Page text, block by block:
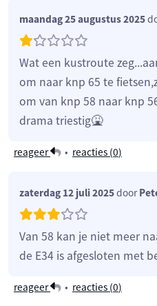
maandag 25 augustus 2025
Wat een kustroute
om naar knp 65 te
om van knp 58 naar knp
drama triestig🤮
reageer • reacties (0)
zaterdag 12 juli 2025door
Van 58 kan je niet meer
de E34 is afgesloten met
reageer • reacties (0)